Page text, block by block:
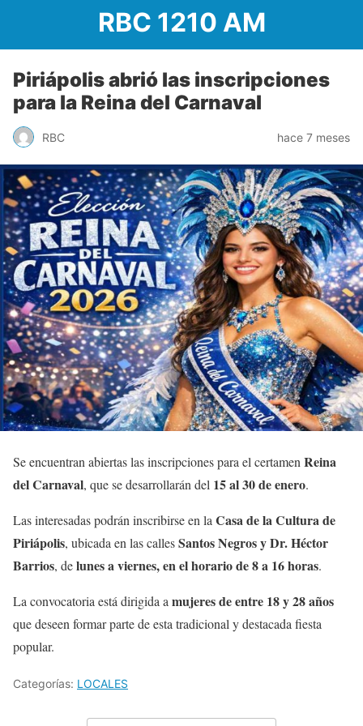
RBC 1210 AM
Piriápolis abrió las inscripciones
para la Reina del Carnaval
RBC hace 7 meses
Se encuentran abiertas las inscripciones para el certamen Reina
del Carnaval, que se desarrollarán del 15 al 30 de enero.
Las interesadas podrán inscribirse en la Casa de la Cultura de
Piriápolis, ubicada en las callesSantos Negros y Dr. Héctor
Barrios, delunes a viernes, en el horario de 8 a 16 horas.
La convocatoria está dirigida a mujeres de entre 18 y 28 años
que deseen formar parte de esta tradicional y destacada fiesta
popular.
Categorías: LOCALES